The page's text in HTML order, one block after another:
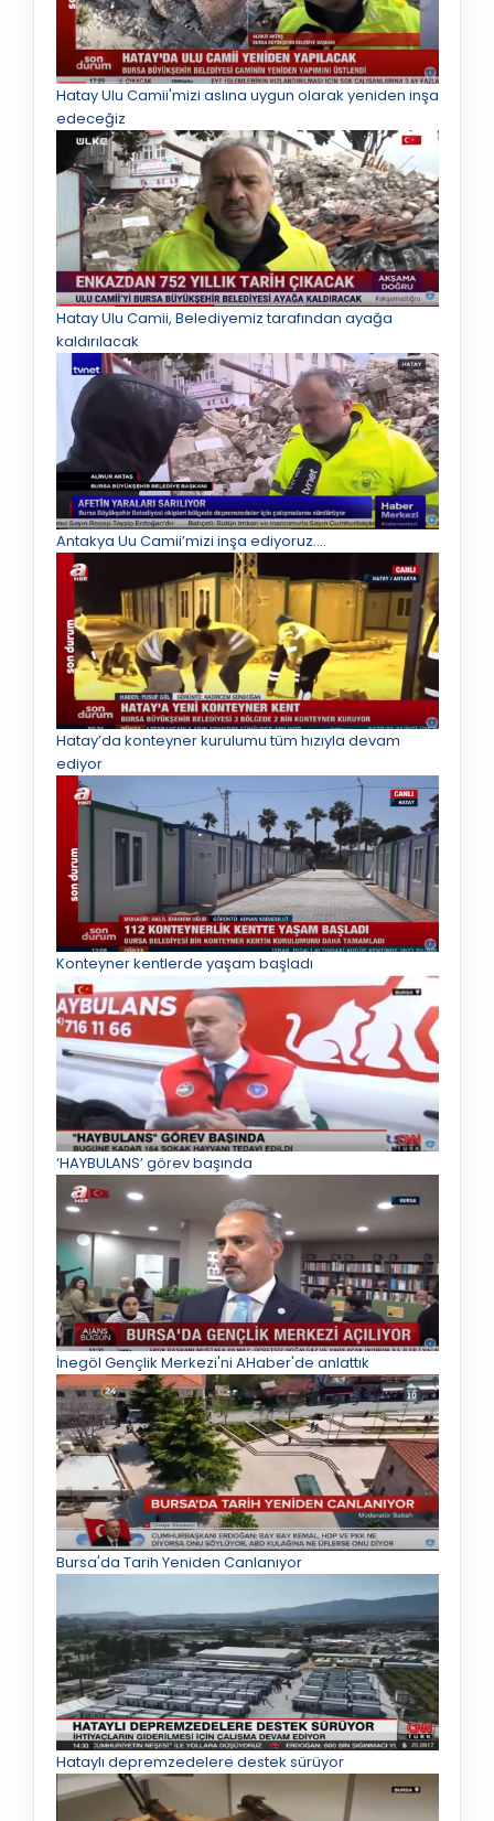
Hatay Ulu Camii'mizi aslına uygun olarak yeniden inşa
edeceğiz
Hatay Ulu Camii, Belediyemiz tarafından ayağa
kaldırılacak
Antakya Uu Camii’mizi inşa ediyoruz.…
Hatay’da konteyner kurulumu tüm hızıyla devam
ediyor
Konteyner kentlerde yaşam başladı
‘HAYBULANS’ görev başında
İnegöl Gençlik Merkezi'ni AHaber'de anlattık
Bursa'da Tarih Yeniden Canlanıyor
Hataylı depremzedelere destek sürüyor